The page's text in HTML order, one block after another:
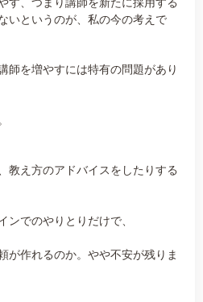
いというのが、私の今の考えで
師を増やすには特有の問題があり
教え方のアドバイスをしたりする
ンでのやりとりだけで、
が作れるのか。やや不安が残りま